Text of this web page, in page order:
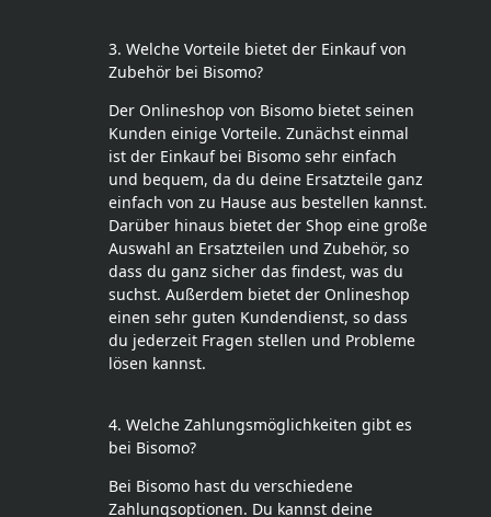
3. Welche Vorteile bietet der Einkauf von
Zubehör bei Bisomo?
Der Onlineshop von Bisomo bietet seinen
Kunden einige Vorteile. Zunächst einmal
ist der Einkauf bei Bisomo sehr einfach
und bequem, da du deine Ersatzteile ganz
einfach von zu Hause aus bestellen kannst.
Darüber hinaus bietet der Shop eine große
Auswahl an Ersatzteilen und Zubehör, so
dass du ganz sicher das findest, was du
suchst. Außerdem bietet der Onlineshop
einen sehr guten Kundendienst, so dass
du jederzeit Fragen stellen und Probleme
lösen kannst.
4. Welche Zahlungsmöglichkeiten gibt es
bei Bisomo?
Bei Bisomo hast du verschiedene
Zahlungsoptionen. Du kannst deine